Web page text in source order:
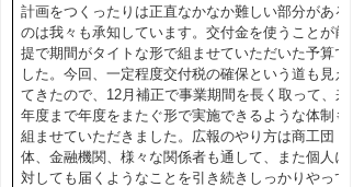
計画をつくったりは正直なかなか難しい部分がある
のは我々も承知しています。交付金を使うことが前
提で期間がタイトな形で組ませていただいた予算で
した。今回、一定程度交付税の確保という道も見え
てきたので、12月補正で事業期間を長く取って、来
年度まで年度をまたぐ形で実施できるような体制も
組ませていただきました。広報のやり方は商工団
体、金融機関、様々な関係者も通して、また個人に
対しても届くようなことを引き続きしっかりやって